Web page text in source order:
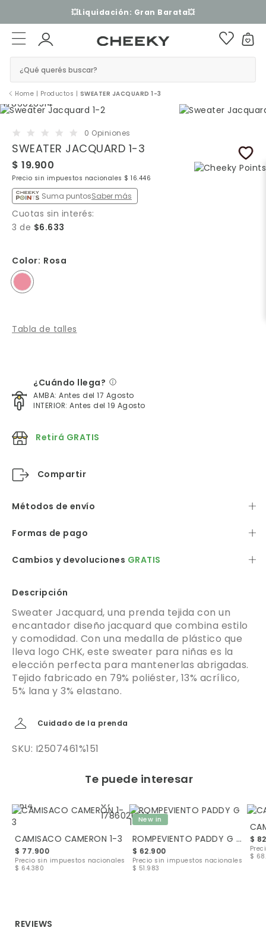
💥Liquidación: Gran Barata💥
¿Qué querés buscar?
Home | Productos | SWEATER JACQUARD 1-3
0 Opiniones
SWEATER JACQUARD 1-3
$ 19.900
Precio sin impuestos nacionales $ 16.446
Suma puntosSaber más
Cuotas sin interés:
3 de $6.633
Color: Rosa
Tabla de talles
¿Cuándo llega?
AMBA: Antes del 17 Agosto
INTERIOR: Antes del 19 Agosto
Retirá GRATIS
Compartir
Métodos de envío
Formas de pago
Cambios y devoluciones GRATIS
Descripción
Sweater Jacquard, una prenda tejida con un
encantador diseño jacquard que combina estilo
y comodidad. Con una medalla de plástico que
lleva logo CHK, este sweater para niñas es la
elección perfecta para mantenerlas abrigadas.
Tejido fabricado en 79% poliéster, 13% acrílico,
5% lana y 3% elastano.
Cuidado de la prenda
SKU: I2507461%151
Te puede interesar
CAMISACO CAMERON 1-3
$ 77.900
Precio sin impuestos nacionales
$ 64.380
New in
ROMPEVIENTO PADDY G 1-2
$ 62.900
Precio sin impuestos nacionales
$ 51.983
$
$
REVIEWS